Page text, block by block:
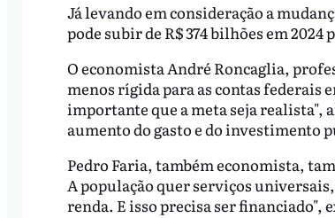
Já levando em consideração a
pode subir de R$ 374 bilhões em 2024
O economista André Roncaglia,
menos rígida para as contas federais
importante que a meta seja realista",
aumento do gasto e do investimento
Pedro Faria, também economista,
A população quer serviços
renda. E isso precisa ser